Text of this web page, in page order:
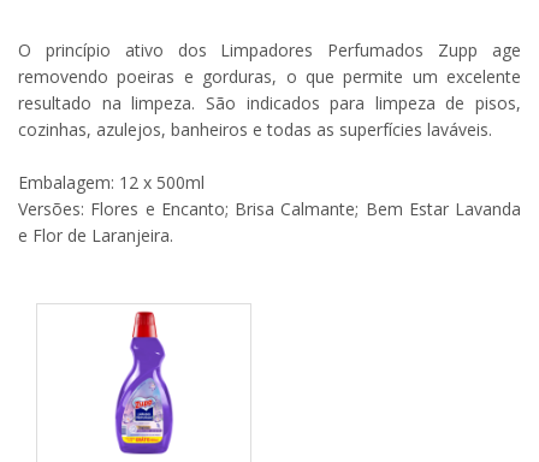
O princípio ativo dos Limpadores Perfumados Zupp age
removendo poeiras e gorduras, o que permite um excelente
resultado na limpeza. São indicados para limpeza de pisos,
cozinhas, azulejos, banheiros e todas as superfícies laváveis.
Embalagem: 12 x 500ml
Versões: Flores e Encanto; Brisa Calmante; Bem Estar Lavanda
e Flor de Laranjeira.